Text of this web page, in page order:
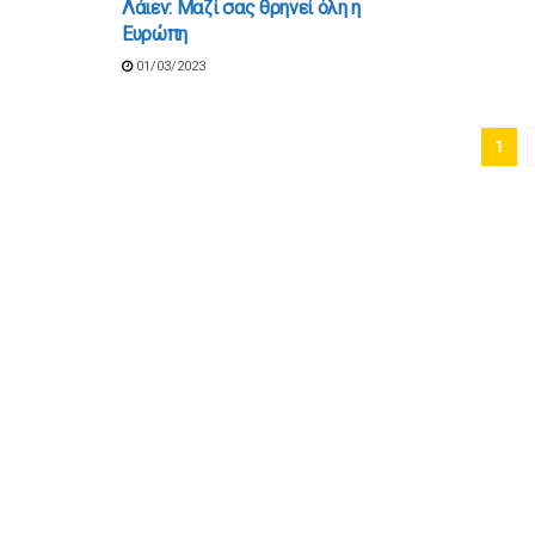
Λάιεν: Μαζί σας θρηνεί όλη η
Ευρώπη
01/03/2023
1